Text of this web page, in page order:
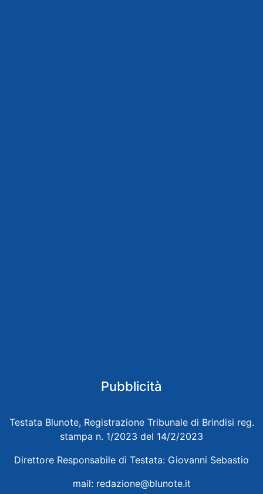
Pubblicità
Testata Blunote, Registrazione Tribunale di Brindisi reg.
stampa n. 1/2023 del 14/2/2023
Direttore Responsabile di Testata: Giovanni Sebastio
mail: redazione@blunote.it